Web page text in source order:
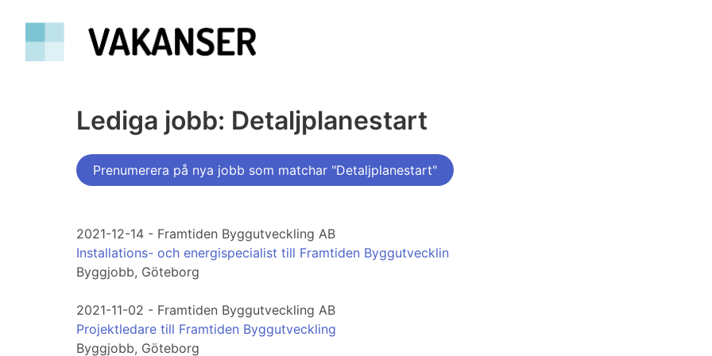
Lediga jobb: Detaljplanestart
Prenumerera på nya jobb som matchar "Detaljplanestart"
2021-12-14 - Framtiden Byggutveckling AB
Installations- och energispecialist till Framtiden Byggutvecklin
Byggjobb, Göteborg
2021-11-02 - Framtiden Byggutveckling AB
Projektledare till Framtiden Byggutveckling
Byggjobb, Göteborg